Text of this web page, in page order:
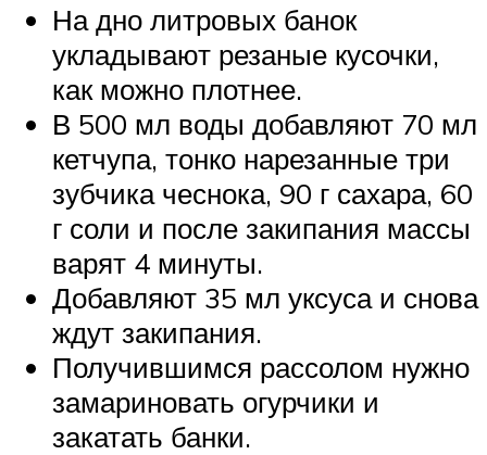
На дно литровых банок
укладывают резаные кусочки,
как можно плотнее.
В 500 мл воды добавляют 70 мл
кетчупа, тонко нарезанные три
зубчика чеснока, 90 г сахара, 60
г соли и после закипания массы
варят 4 минуты.
Добавляют 35 мл уксуса и снова
ждут закипания.
Получившимся рассолом нужно
замариновать огурчики и
закатать банки.